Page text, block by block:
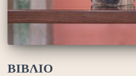
ΒΙΒΛΙΟ